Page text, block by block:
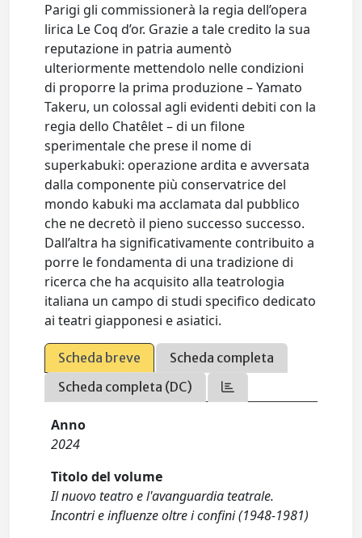
Parigi gli commissionerà la regia dell’opera
lirica Le Coq d’or. Grazie a tale credito la sua
reputazione in patria aumentò
ulteriormente mettendolo nelle condizioni
di proporre la prima produzione – Yamato
Takeru, un colossal agli evidenti debiti con la
regia dello Chatêlet – di un filone
sperimentale che prese il nome di
superkabuki: operazione ardita e avversata
dalla componente più conservatrice del
mondo kabuki ma acclamata dal pubblico
che ne decretò il pieno successo successo.
Dall’altra ha significativamente contribuito a
porre le fondamenta di una tradizione di
ricerca che ha acquisito alla teatrologia
italiana un campo di studi specifico dedicato
ai teatri giapponesi e asiatici.
Scheda breve
Scheda completa
Scheda completa (DC)
Anno
2024
Titolo del volume
Il nuovo teatro e l'avanguardia teatrale.
Incontri e influenze oltre i confini (1948-1981)